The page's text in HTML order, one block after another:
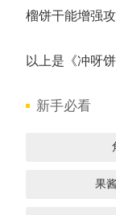
榴饼干能增强
以上是《冲呀
新手必看
果